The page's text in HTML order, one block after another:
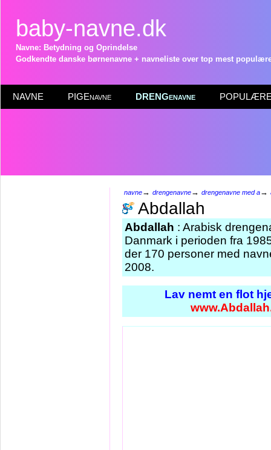
baby-navne.dk
Navne: Betydning og Oprindelse
Godkendte danske børnenavne + navneliste over top mest
NAVNE PIGEnavne DRENGenavne POPULÆRE
navne→ drengenavne→ drengenavne med a→
Abdallah
Abdallah : Arabisk
Danmark i perioden fra
der 170 personer med
2008.
Lav nemt en flot